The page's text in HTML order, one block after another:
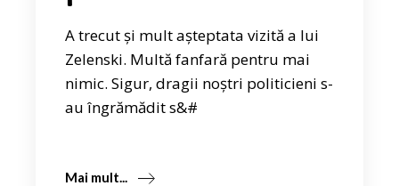
A trecut și mult așteptata vizită a lui
Zelenski. Multă fanfară pentru mai
nimic. Sigur, dragii noștri politicieni s-
au îngrămădit s&#
Mai mult...